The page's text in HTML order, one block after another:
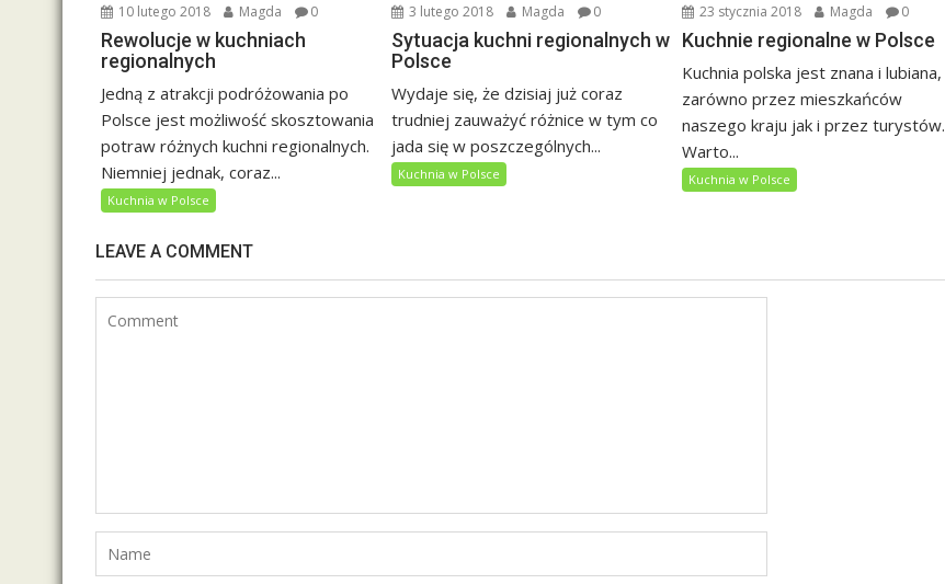
s
u
10 lutego 2018 Magda 0
Rewolucje w kuchniach
regionalnych
Jedną z atrakcji podróżowania po
Polsce jest możliwość skosztowania
potraw różnych kuchni regionalnych.
Niemniej jednak, coraz...
Kuchnia w Polsce
3 lutego 2018 Magda 0
Sytuacja kuchni regionalnych w
Polsce
Wydaje się, że dzisiaj już coraz
trudniej zauważyć różnice w tym co
jada się w poszczególnych...
Kuchnia w Polsce
23 stycznia 2018 Magda 0
Kuchnie regionalne w Polsce
Kuchnia polska jest znana i lubiana,
zarówno przez mieszkańców
naszego kraju jak i przez turystów.
Warto...
Kuchnia w Polsce
LEAVE A COMMENT